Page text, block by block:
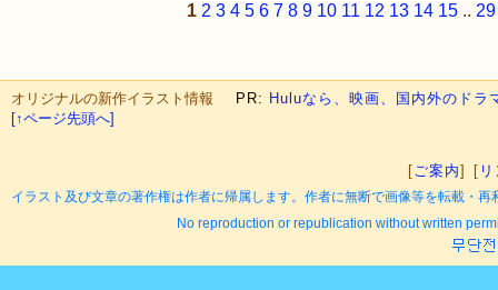
1 2 3 4 5 6 7 8 9 10 11 12 13 14 15 .. 29
オリジナルの新作イラスト情報
[↑ページ先頭へ]
PR: Huluなら、映画、国内外のドラ
[ご案内] [
イラスト及び文章の著作権は作者に帰属します。作者に無断で画像等を転載・
No reproduction or republication without written